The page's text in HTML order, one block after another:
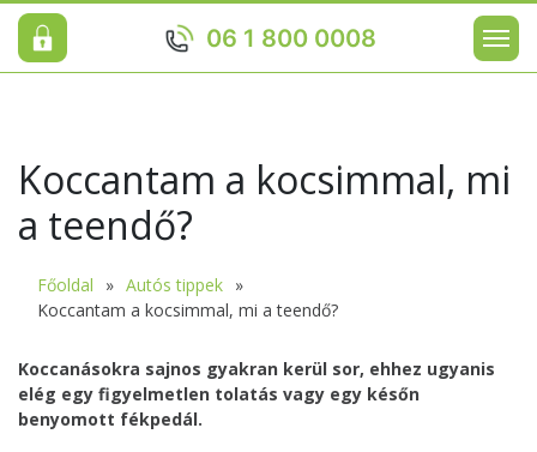
06 1 800 0008
Koccantam a kocsimmal, mi
a teendő?
Főoldal
Autós tippek
Koccantam a kocsimmal, mi a teendő?
Koccanásokra sajnos gyakran kerül sor, ehhez ugyanis
elég egy figyelmetlen tolatás vagy egy későn
benyomott fékpedál.